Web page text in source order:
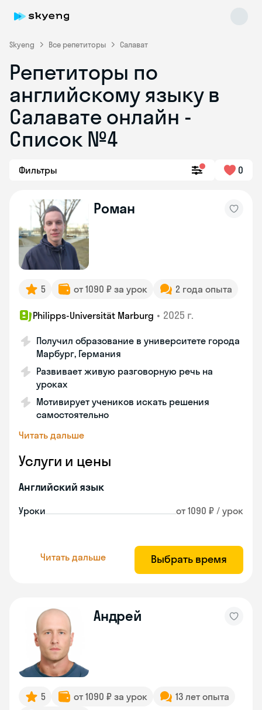
Skyeng Все репетиторы Салават
Репетиторы по
английскому языку в
Салавате онлайн -
Список №4
Фильтры 0
Роман
5 от 1090 ₽ за урок 2 года опыта
Philipps-Universität Marburg • 2025 г.
Получил образование в университете города
Марбург, Германия
Развивает живую разговорную речь на
уроках
Мотивирует учеников искать решения
самостоятельно
Читать дальше
Услуги и цены
Английский язык
Уроки от 1090 ₽ / урок
Читать дальше Выбрать время
Андрей
5 от 1090 ₽ за урок
13 лет опыта